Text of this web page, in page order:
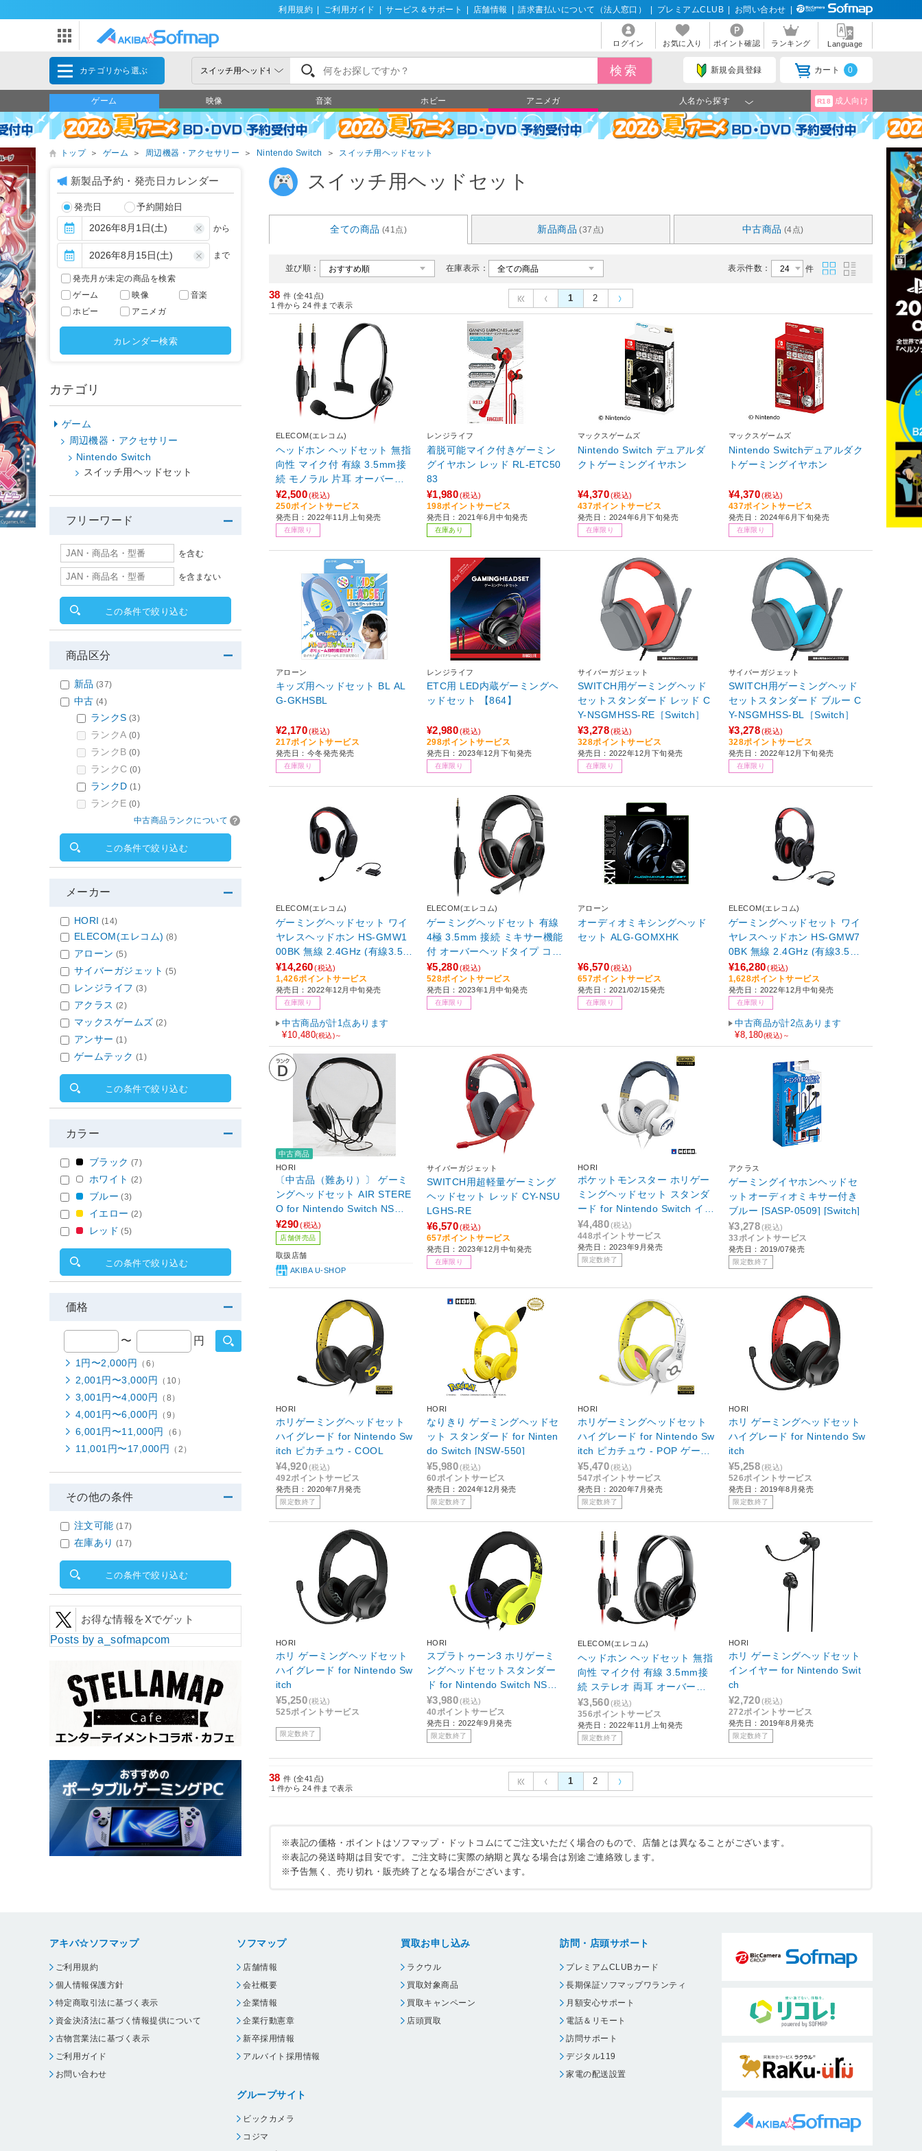
利用規約 ご利用ガイド サービス＆サポート 店舗情報 請求書払いについて（法人窓口） プレミアムCLUB お問い合わせ
ログイン お気に入り ポイント確認 ランキング Language
カテゴリから選ぶ 新規会員登録 カート 0
ゲーム 映像 音楽 ホビー アニメガ 人名から探す R18 成人向け
トップ ＞ ゲーム ＞ 周辺機器・アクセサリー ＞ Nintendo Switch ＞ スイッチ用ヘッドセット
スイッチ用ヘッドセット
全ての商品 (41点) 新品商品 (37点) 中古商品 (4点)
並び順： 在庫表示： 表示件数： 件
38 件 (全41点)
1 件から 24 件まで表示
1 2
ELECOM(エレコム)
ヘッドホン ヘッドセット 無指
向性 マイク付 有線 3.5mm接
続 モノラル 片耳 オーバーヘ
ッド型 軽量 【 Windows Chro
mebook Android iPhone iPad
PS5 PS4 Nintendo Switch 等
対応 】 ゲーミング ブラック
¥2,500(税込)
250ポイントサービス
発売日：2022年11月上旬発売
在庫限り
レンジライフ
着脱可能マイク付きゲーミン
グイヤホン レッド RL-ETC50
83
¥1,980(税込)
198ポイントサービス
発売日：2021年6月中旬発売
在庫あり
マックスゲームズ
Nintendo Switch デュアルダ
クトゲーミングイヤホン
¥4,370(税込)
437ポイントサービス
発売日：2024年6月下旬発売
在庫限り
マックスゲームズ
Nintendo Switchデュアルダク
トゲーミングイヤホン
¥4,370(税込)
437ポイントサービス
発売日：2024年6月下旬発売
在庫限り
アローン
キッズ用ヘッドセット BL AL
G-GKHSBL
¥2,170(税込)
217ポイントサービス
発売日：今冬発売発売
在庫限り
レンジライフ
ETC用 LED内蔵ゲーミングヘ
ッドセット 【864】
¥2,980(税込)
298ポイントサービス
発売日：2023年12月下旬発売
在庫限り
サイバーガジェット
SWITCH用ゲーミングヘッド
セットスタンダード レッド C
Y-NSGMHSS-RE［Switch］
¥3,278(税込)
328ポイントサービス
発売日：2022年12月下旬発売
在庫限り
サイバーガジェット
SWITCH用ゲーミングヘッド
セットスタンダード ブルー C
Y-NSGMHSS-BL［Switch］
¥3,278(税込)
328ポイントサービス
発売日：2022年12月下旬発売
在庫限り
ELECOM(エレコム)
ゲーミングヘッドセット ワイ
ヤレスヘッドホン HS-GMW1
00BK 無線 2.4GHz (有線3.5m
m接続可) マイク付 φ50mm ド
ライバー USBアダプター付 ミ
キサー機能付 3Dサラウンド対
応 【 PS5 PS4 NintendoSwitc
h 他対応 】 ブラック 【864】
¥14,260(税込)
1,426ポイントサービス
発売日：2022年12月中旬発売
在庫限り
中古商品が計1点あります
¥10,480(税込)～
ELECOM(エレコム)
ゲーミングヘッドセット 有線
4極 3.5mm 接続 ミキサー機能
付 オーバーヘッドタイプ コン
トローラー付 マイク付 【 Win
dows Mac Android iPhone iP
ad PS5 PS4 Nintendo Switch
他対応】 延長ケーブル付 ブラ
¥5,280(税込)
528ポイントサービス
発売日：2023年1月中旬発売
在庫限り
アローン
オーディオミキシングヘッド
セット ALG-GOMXHK
¥6,570(税込)
657ポイントサービス
発売日：2021/02/15発売
在庫限り
ELECOM(エレコム)
ゲーミングヘッドセット ワイ
ヤレスヘッドホン HS-GMW7
0BK 無線 2.4GHz (有線3.5m
m接続可) マイク付 φ40mm ド
ライバー USBアダプター付 ミ
キサー機能付 【 PS5 PS4 Nin
tendoSwitch 他対応 】 ブラッ
ク
¥16,280(税込)
1,628ポイントサービス
発売日：2022年12月中旬発売
在庫限り
中古商品が計2点あります
¥8,180(税込)～
中古商品
HORI
〔中古品（難あり）〕 ゲーミ
ングヘッドセット AIR STERE
O for Nintendo Switch NSW-0
60 【Switch】
¥290 (税込)
店舗併売品
取扱店舗
AKIBA U-SHOP
サイバーガジェット
SWITCH用超軽量ゲーミング
ヘッドセット レッド CY-NSU
LGHS-RE
¥6,570(税込)
657ポイントサービス
発売日：2023年12月中旬発売
在庫限り
HORI
ポケットモンスター ホリゲー
ミングヘッドセット スタンダ
ード for Nintendo Switch イー
ブイ＆フレンズ NSW-480
¥4,480(税込)
448ポイントサービス
発売日：2023年9月発売
限定数終了
アクラス
ゲーミングイヤホンヘッドセ
ットオーディオミキサー付き
ブルー [SASP-0509] [Switch]
¥3,278(税込)
33ポイントサービス
発売日：2019/07発売
限定数終了
HORI
ホリゲーミングヘッドセット
ハイグレード for Nintendo Sw
itch ピカチュウ - COOL
¥4,920(税込)
492ポイントサービス
発売日：2020年7月発売
限定数終了
HORI
なりきり ゲーミングヘッドセ
ット スタンダード for Ninten
do Switch [NSW-550]
¥5,980(税込)
60ポイントサービス
発売日：2024年12月発売
限定数終了
HORI
ホリゲーミングヘッドセット
ハイグレード for Nintendo Sw
itch ピカチュウ ‐ POP ゲーミ
ングヘッドセットHG NSWピ
カチュウPOP NSW-264
¥5,470(税込)
547ポイントサービス
発売日：2020年7月発売
限定数終了
HORI
ホリ ゲーミングヘッドセット
ハイグレード for Nintendo Sw
itch
¥5,258(税込)
526ポイントサービス
発売日：2019年8月発売
限定数終了
HORI
ホリ ゲーミングヘッドセット
ハイグレード for Nintendo Sw
itch
¥5,250(税込)
525ポイントサービス
限定数終了
HORI
スプラトゥーン3 ホリゲーミ
ングヘッドセットスタンダー
ド for Nintendo Switch NSW-
406
¥3,980(税込)
40ポイントサービス
発売日：2022年9月発売
限定数終了
ELECOM(エレコム)
ヘッドホン ヘッドセット 無指
向性 マイク付 有線 3.5mm接
続 ステレオ 両耳 オーバーヘ
ッド型 軽量 【 Windows Chro
mebook Android iPhone iPad
PS5 PS4 Nintendo Switch 等
対応 】 ゲーミング ブラック
【864】
¥3,560(税込)
356ポイントサービス
発売日：2022年11月上旬発売
限定数終了
HORI
ホリ ゲーミングヘッドセット
インイヤー for Nintendo Swit
ch
¥2,720(税込)
272ポイントサービス
発売日：2019年8月発売
限定数終了
38 件 (全41点)
1 件から 24 件まで表示
1 2
※表記の価格・ポイントはソフマップ・ドットコムにてご注文いただく場合のもので、店舗とは異なることがございます。
※表記の発送時期は目安です。ご注文時に実際の納期と異なる場合は別途ご連絡致します。
※予告無く、売り切れ・販売終了となる場合がございます。
新製品予約・発売日カレンダー
発売日 予約開始日
から
まで
発売月が未定の商品を検索
ゲーム
映像
音楽
ホビー
アニメガ
カレンダー検索
カテゴリ
ゲーム
周辺機器・アクセサリー
Nintendo Switch
スイッチ用ヘッドセット
フリーワード
を含む
を含まない
この条件で絞り込む
商品区分
新品 (37)
中古 (4)
ランクS (3)
ランクA (0)
ランクB (0)
ランクC (0)
ランクD (1)
ランクE (0)
中古商品ランクについて
この条件で絞り込む
メーカー
HORI (14)
ELECOM(エレコム) (8)
アローン (5)
サイバーガジェット (5)
レンジライフ (3)
アクラス (2)
マックスゲームズ (2)
アンサー (1)
ゲームテック (1)
この条件で絞り込む
カラー
ブラック (7)
ホワイト (2)
ブルー (3)
イエロー (2)
レッド (5)
この条件で絞り込む
価格
〜 円
1円〜2,000円 （6）
2,001円〜3,000円 （10）
3,001円〜4,000円 （8）
4,001円〜6,000円 （9）
6,001円〜11,000円 （6）
11,001円〜17,000円 （2）
その他の条件
注文可能 (17)
在庫あり (17)
この条件で絞り込む
お得な情報をXでゲット
Posts by a_sofmapcom
アキバ☆ソフマップ
ご利用規約
個人情報保護方針
特定商取引法に基づく表示
資金決済法に基づく情報提供について
古物営業法に基づく表示
ご利用ガイド
お問い合わせ
ソフマップ
店舗情報
会社概要
企業情報
企業行動憲章
新卒採用情報
アルバイト採用情報
グループサイト
ビックカメラ
コジマ
買取お申し込み
ラクウル
買取対象商品
買取キャンペーン
店頭買取
訪問・店頭サポート
プレミアムCLUBカード
長期保証ソフマップワランティ
月額安心サポート
電話＆リモート
訪問サポート
デジタル119
家電の配送設置